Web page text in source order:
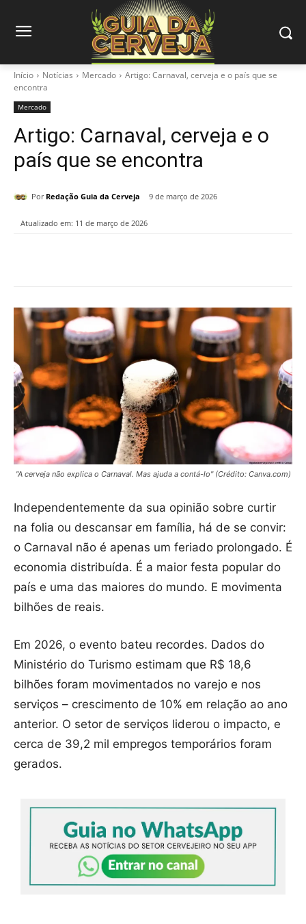
Início Notícias Mercado
Artigo: Carnaval, cerveja e o país que se
encontra
Mercado
Artigo: Carnaval, cerveja e o
país que se encontra
Por Redação Guia da Cerveja 9 de março de 2026
Atualizado em: 11 de março de 2026
"A cerveja não explica o Carnaval. Mas ajuda a contá-lo" (Crédito: Canva.com)
Independentemente da sua opinião sobre curtir
na folia ou descansar em família, há de se convir:
o Carnaval não é apenas um feriado prolongado. É
economia distribuída. É a maior festa popular do
país e uma das maiores do mundo. E movimenta
bilhões de reais.
Em 2026, o evento bateu recordes. Dados do
Ministério do Turismo estimam que R$ 18,6
bilhões foram movimentados no varejo e nos
serviços – crescimento de 10% em relação ao ano
anterior. O setor de serviços liderou o impacto, e
cerca de 39,2 mil empregos temporários foram
gerados.